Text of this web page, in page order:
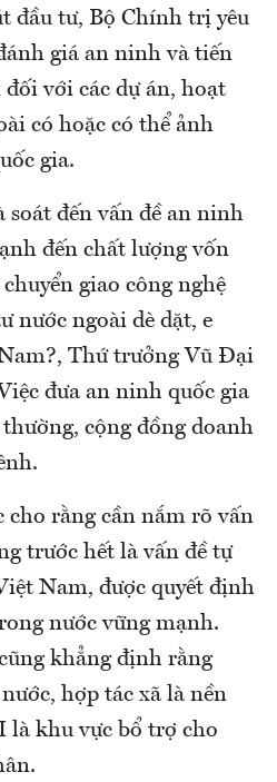
đầu tư, Bộ Chính trị yêu
giá an ninh và tiến
với các dự án, hoạt
có hoặc có thể ảnh
gia.
soát đến vấn đề an ninh
đến chất lượng vốn
giao công nghệ
nước ngoài dè dặt, e
Thứ trưởng Vũ Đại
đưa an ninh quốc gia
cộng đồng doanh
cho rằng cần nắm rõ vấn
trước hết là vấn đề tự
Nam, được quyết định
nước vững mạnh.
khẳng định rằng
hợp tác xã là nền
là khu vực bổ trợ cho